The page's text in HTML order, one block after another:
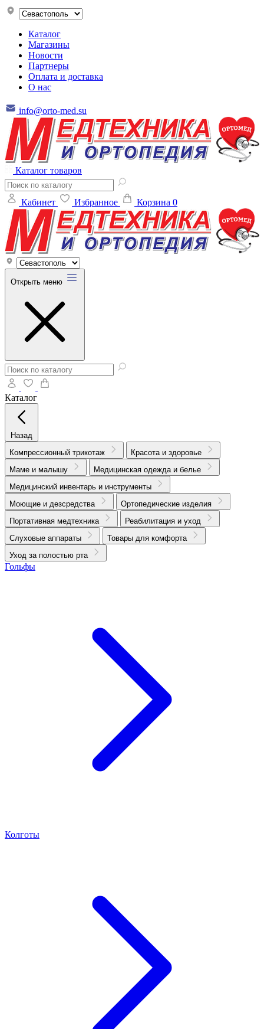
Каталог
Магазины
Новости
Партнеры
Оплата и доставка
О нас
info@orto-med.su
Каталог товаров
Кабинет Избранное Корзина 0
Открыть меню
Каталог
Назад
Компрессионный трикотаж
Красота и здоровье
Маме и малышу
Медицинская одежда и белье
Медицинский инвентарь и инструменты
Моющие и дезсредства
Ортопедические изделия
Портативная медтехника
Реабилитация и уход
Слуховые аппараты
Товары для комфорта
Уход за полостью рта
Гольфы
Колготы